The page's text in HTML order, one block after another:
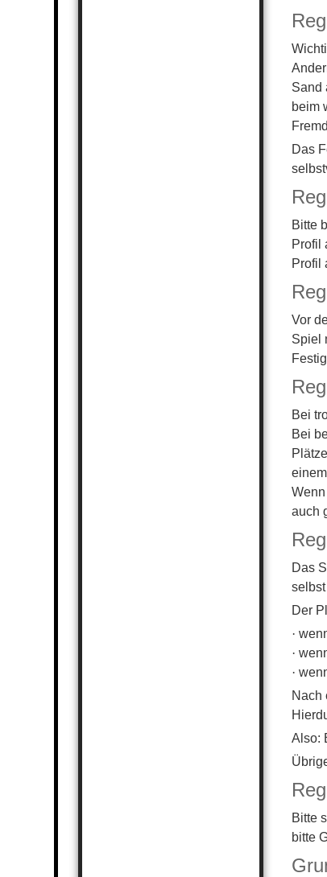
Sand
beim
Das
Bitte
Profil
Profil
Vor
Spiel
Bei
Bei
auch
Das
Der
·
·
·
Nach
Also:
Bitte
bitte